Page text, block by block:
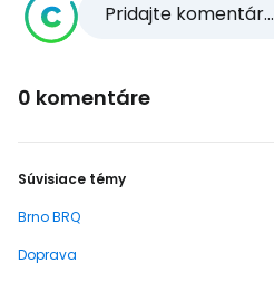
Pridajte komentár...
0 komentáre
Súvisiace témy
Brno BRQ
Doprava